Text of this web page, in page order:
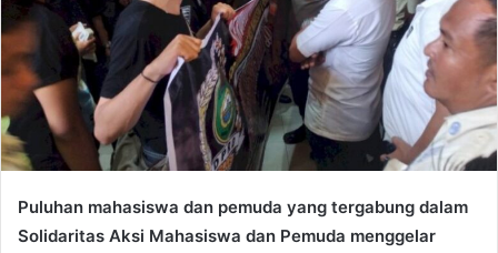
Puluhan mahasiswa dan pemuda yang tergabung dalam
Solidaritas Aksi Mahasiswa dan Pemuda menggelar